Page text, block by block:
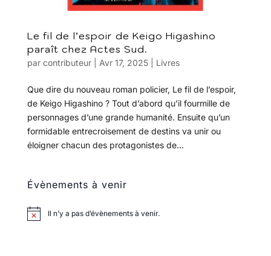
Le fil de l’espoir de Keigo Higashino
paraît chez Actes Sud.
par contributeur| Avr 17, 2025| Livres
Que dire du nouveau roman policier, Le fil de l’espoir,
de Keigo Higashino ? Tout d’abord qu’il fourmille de
personnages d’une grande humanité. Ensuite qu’un
formidable entrecroisement de destins va unir ou
éloigner chacun des protagonistes de...
Évènements à venir
Il n’y a pas d’évènements à venir.